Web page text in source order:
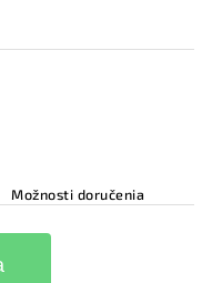
Možnosti doručenia